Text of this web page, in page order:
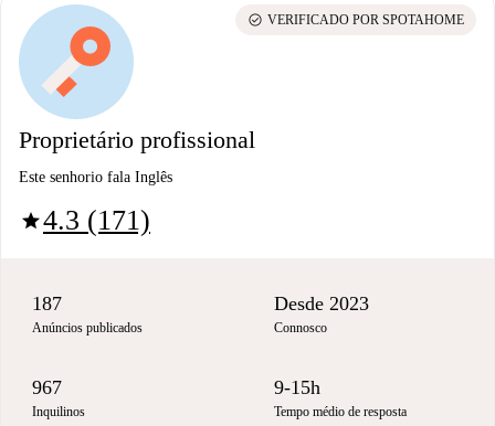
Proprietário profissional
Este senhorio fala Inglês
star4.3 (171)
check_circle VERIFICADO POR SPOTAHOME
187
Anúncios publicados
Desde 2023
Connosco
967
Inquilinos
9-15h
Tempo médio de resposta